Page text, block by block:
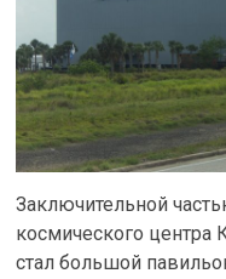
Заключительной
космического
стал большой